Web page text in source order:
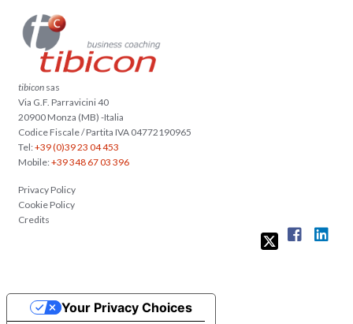
tibicon sas
Via G.F. Parravicini 40
20900 Monza (MB) -Italia
Codice Fiscale / Partita IVA 04772190965
Tel:+39 (0)39 23 04 453
Mobile:+39 348 67 03 396
Privacy Policy
Cookie Policy
Credits
Your Privacy Choices